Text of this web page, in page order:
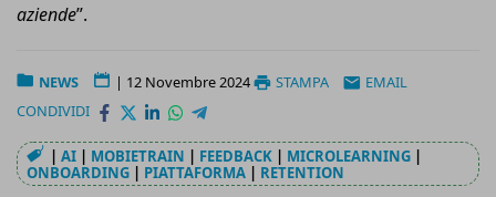
aziende”.
NEWS | 12 Novembre 2024 STAMPA
EMAIL
CONDIVIDI
| AI | MOBIETRAIN | FEEDBACK | MICROLEARNING |
ONBOARDING | PIATTAFORMA | RETENTION